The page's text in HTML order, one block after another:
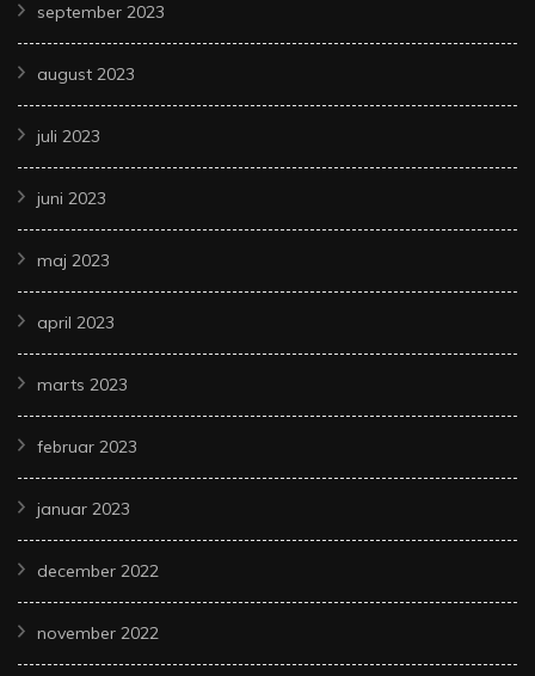
september 2023
august 2023
juli 2023
juni 2023
maj 2023
april 2023
marts 2023
februar 2023
januar 2023
december 2022
november 2022